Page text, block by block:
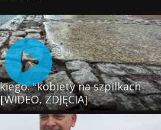
"kobiety na szpilkach
ZDJĘCIA]